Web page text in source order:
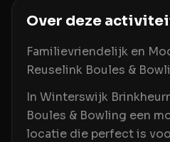
Over deze
Familievriendelijk en
Reuselink Boules &
In Winterswijk
Boules & Bowling een
locatie die perfect is